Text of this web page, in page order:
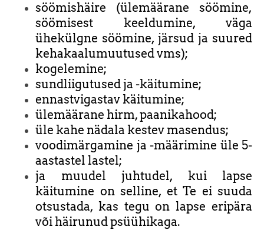
söömishäire (ülemäärane söömine,
söömisest keeldumine, väga
ühekülgne söömine, järsud ja suured
kehakaalumuutused vms);
kogelemine;
sundliigutused ja -käitumine;
ennastvigastav käitumine;
ülemäärane hirm, paanikahood;
üle kahe nädala kestev masendus;
voodimärgamine ja -määrimine üle 5-
aastastel lastel;
ja muudel juhtudel, kui lapse
käitumine on selline, et Te ei suuda
otsustada, kas tegu on lapse eripära
või häirunud psüühikaga.